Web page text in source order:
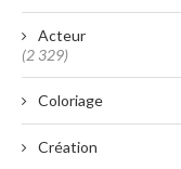
Acteur
(2 329)
Coloriage
Création